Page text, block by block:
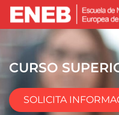
CURSO
SOLICITA